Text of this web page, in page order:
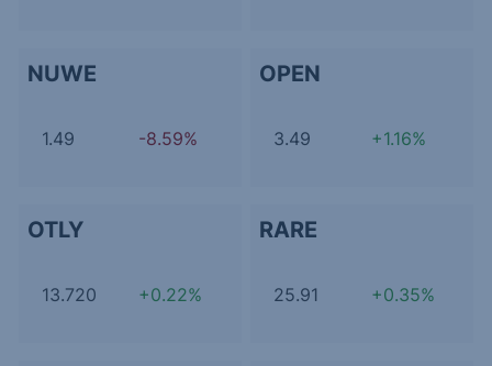
NUWE
1.49 -8.59%
OPEN
3.49 +1.16%
OTLY
13.720 +0.22%
RARE
25.91 +0.35%